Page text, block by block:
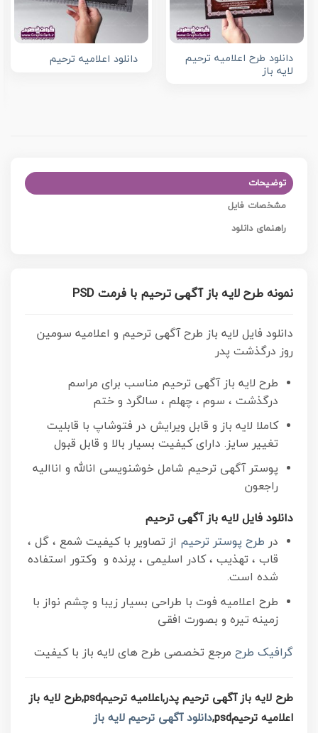
دانلود طرح اعلامیه ترحیم
لایه باز
دانلود اعلامیه ترحیم
توضیحات
مشخصات فایل
راهنمای دانلود
نمونه طرح لایه باز آگهی ترحیم با فرمت PSD
دانلود فایل لایه باز طرح آگهی ترحیم و اعلامیه سومین
روز درگذشت پدر
طرح لایه باز آگهی ترحیم مناسب برای مراسم
درگذشت ، سوم ، چهلم ، سالگرد و ختم
کاملا لایه باز و قابل ویرایش در فتوشاپ با قابلیت
تغییر سایز. دارای کیفیت بسیار بالا و قابل قبول
پوستر آگهی ترحیم شامل خوشنویسی انالله و اناالیه
راجعون
دانلود فایل لایه باز آگهی ترحیم
در طرح پوستر ترحیم از تصاویر با کیفیت شمع ، گل ،
قاب ، تهذیب ، کادر اسلیمی ، پرنده و وکتور استفاده
شده است.
طرح اعلامیه فوت با طراحی بسیار زیبا و چشم نواز با
زمینه تیره و بصورت افقی
گرافیک طرح مرجع تخصصی طرح های لایه باز با کیفیت
طرح لایه باز آگهی ترحیم پدر,اعلامیه ترحیمpsd,طرح لایه باز
اعلامیه ترحیمpsd,
دانلود آگهی ترحیم لایه باز